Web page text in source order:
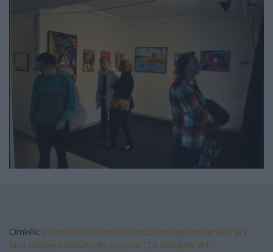
Címkék: pszichiátria művészet pszichológia integráció art
brut modern művészet psychart24 outsider art